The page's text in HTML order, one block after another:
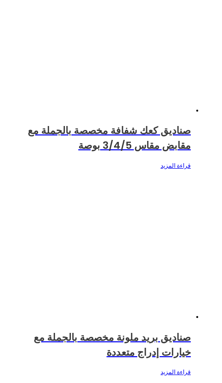
صناديق كعك شفافة مخصصة بالجملة مع
مقابض مقاس 3/4/5 بوصة
قراءة المزيد
صناديق بريد ملونة مخصصة بالجملة مع
خيارات إدراج متعددة
قراءة المزيد